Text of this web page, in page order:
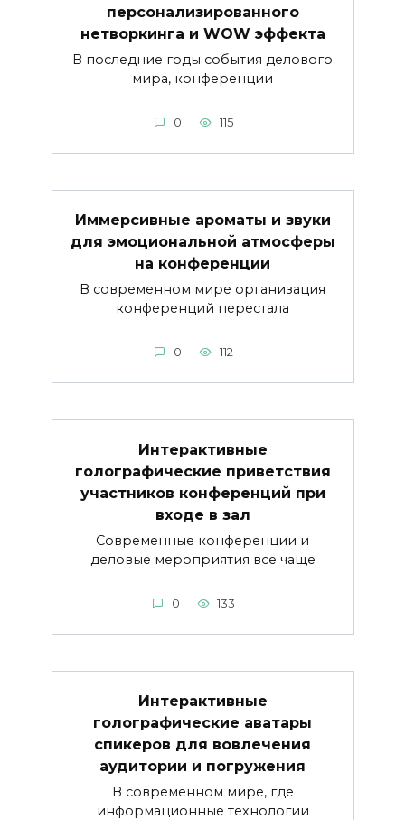
персонализированного
нетворкинга и WOW эффекта
В последние годы события делового
мира, конференции
0 115
Иммерсивные ароматы и звуки
для эмоциональной атмосферы
на конференции
В современном мире организация
конференций перестала
0 112
Интерактивные
голографические приветствия
участников конференций при
входе в зал
Современные конференции и
деловые мероприятия все чаще
0 133
Интерактивные
голографические аватары
спикеров для вовлечения
аудитории и погружения
В современном мире, где
информационные технологии